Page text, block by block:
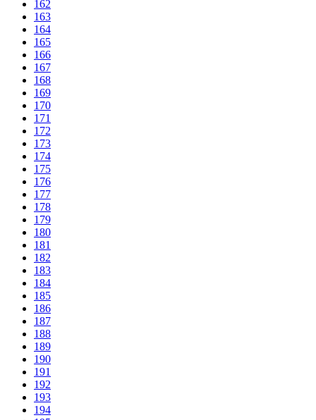
162
163
164
165
166
167
168
169
170
171
172
173
174
175
176
177
178
179
180
181
182
183
184
185
186
187
188
189
190
191
192
193
194